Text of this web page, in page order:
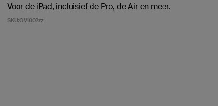
Voor de iPad, incluisief de Pro, de Air en meer.
SKU:OVI002zz